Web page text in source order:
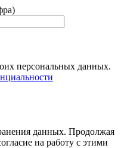
персональных данных.
данных. Продолжая
на работу с этими